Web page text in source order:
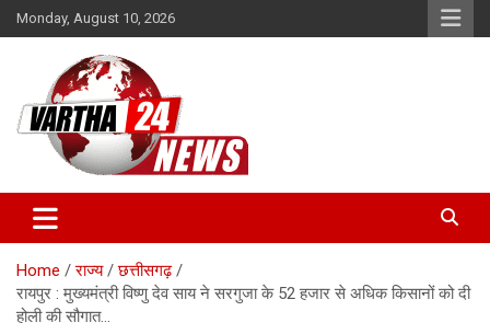
Skip
to
Monday, August 10, 2026
Vartha 24
Home राज्य
छत्तीसगढ़
रायपुर : मुख्यमंत्री विष्णु देव साय ने सरगुजा के 52 हजार से अधिक किसानों को दी
होली की सौगात…